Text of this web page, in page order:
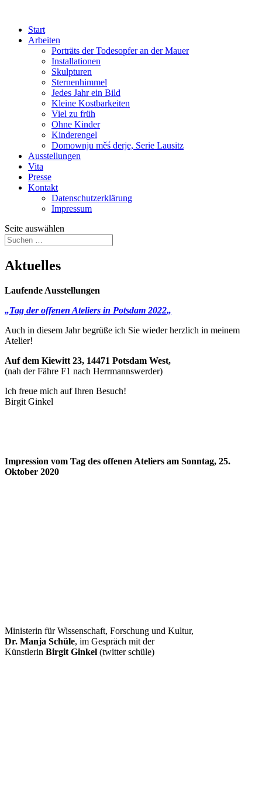
Start
Arbeiten
Porträts der Todesopfer an der Mauer
Installationen
Skulpturen
Sternenhimmel
Jedes Jahr ein Bild
Kleine Kostbarkeiten
Viel zu früh
Ohne Kinder
Kinderengel
Domownju měś derje, Serie Lausitz
Ausstellungen
Vita
Presse
Kontakt
Datenschutzerklärung
Impressum
Seite auswählen
Aktuelles
Laufende Ausstellungen
„Tag der offenen Ateliers in Potsdam 2022„
Auch in diesem Jahr begrüße ich Sie wieder herzlich in meinem
Atelier!
Auf dem Kiewitt 23, 14471 Potsdam West,
(nah der Fähre F1 nach Herrmannswerder)
Ich freue mich auf Ihren Besuch!
Birgit Ginkel
Impression vom Tag des offenen Ateliers am Sonntag, 25.
Oktober 2020
Ministerin für Wissenschaft, Forschung und Kultur,
Dr. Manja Schüle, im Gespräch mit der
Künstlerin Birgit Ginkel (twitter schüle)